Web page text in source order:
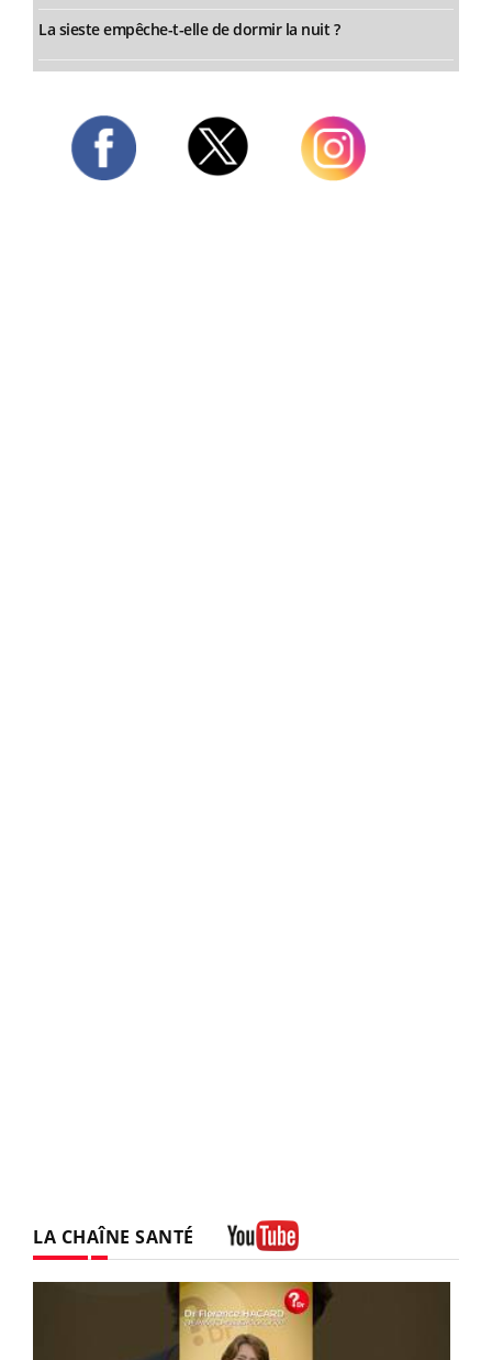
La sieste empêche-t-elle de dormir la nuit ?
LA CHAÎNE SANTÉ